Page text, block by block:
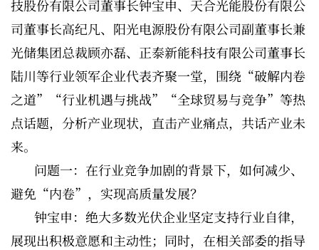
技股份有限公司董事长钟宝申、天合光能股份有限公
司董事长高纪凡、阳光电源股份有限公司副董事长兼
光储集团总裁顾亦磊、正泰新能科技有限公司董事长
陆川等行业领军企业代表齐聚一堂，围绕“破解内卷
之道”“行业机遇与挑战”“全球贸易与竞争”等热
点话题，分析产业现状，直击产业痛点，共话产业未
来。
问题一：在行业竞争加剧的背景下，如何减少、
避免“内卷”，实现高质量发展？
钟宝申：绝大多数光伏企业坚定支持行业自律，
展现出积极意愿和主动性；同时，在相关部委的指导